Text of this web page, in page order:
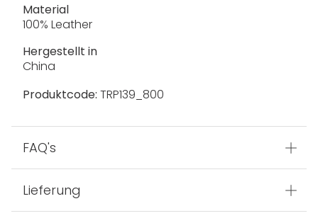
Material
100% Leather
Hergestellt in
China
Produktcode: TRP139_800
FAQ's
Lieferung